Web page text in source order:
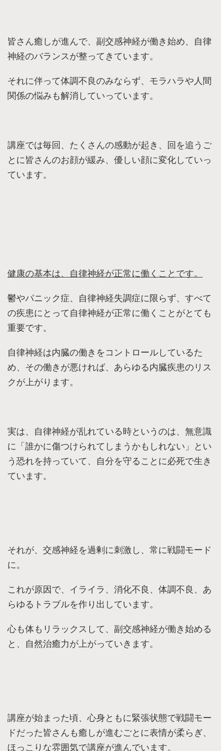
皆さん癒しが進んで、副交感神経が働き始め、自律
神経のバランスが整ってきています。
それに伴って体調不良のみならず、モラハラや人間
関係の悩みも解消していっています。
講座では毎回、たくさんの感動が起き、回を追うご
とに皆さんのお顔が緩み、優しい顔に変化していっ
ています。
健康の基本は、自律神経が正常に働くことです。
鬱やパニック症、自律神経失調症に限らず、すべて
の疾患にとって自律神経が正常に働くことがとても
重要です。
自律神経は内臓の働きをコントロールしているた
め、その働きが悪ければ、あらゆる内臓疾患のリス
クが上がります。
実は、自律神経が乱れている時というのは、無意識
に「誰かに傷つけられてしまうかもしれない」とい
う恐れを持っていて、自分を守ることに必死で生き
ています。
それが、交感神経を過剰に刺激し、常に戦闘モード
に。
これが原因で、イライラ、消化不良、体調不良、あ
らゆるトラブルを作り出しています。
心も体もリラックスして、副交感神経が働き始める
と、自然治癒力が上がっていきます。
講座が始まった頃、心身ともに緊張状態で戦闘モー
ドだった皆さんも癒しが進むごとに表情が柔らぎ、
ほっこりな雰囲気で講座が進んでいます。